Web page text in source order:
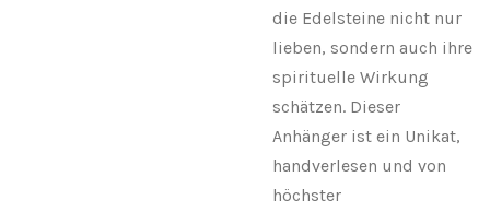
die Edelsteine nicht nur
lieben, sondern auch ihre
spirituelle Wirkung
schätzen. Dieser
Anhänger ist ein Unikat,
handverlesen und von
höchster